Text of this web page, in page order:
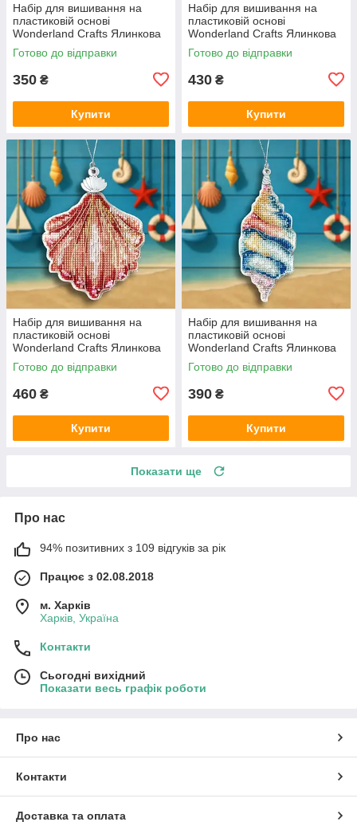
Набір для вишивання на
пластиковій основі
Wonderland Crafts Ялинкова
іграшка — Береговий маяк
FLX-146
Готово до відправки
350 ₴
Купити
Набір для вишивання на
пластиковій основі
Wonderland Crafts Ялинкова
іграшка — Морська спіраль
FLX-147
Готово до відправки
430 ₴
Купити
Набір для вишивання на
пластиковій основі
Wonderland Crafts Ялинкова
іграшка — Коралова мушля
FLX-148
Готово до відправки
460 ₴
Купити
Набір для вишивання на
пластиковій основі
Wonderland Crafts Ялинкова
іграшка — Океанська мушля
FLX-149
Готово до відправки
390 ₴
Купити
Показати ще
Про нас
94% позитивних з 109 відгуків за рік
Працює з 02.08.2018
м. Харків
Харків, Україна
Контакти
Сьогодні вихідний
Показати весь графік роботи
Про нас
Контакти
Доставка та оплата